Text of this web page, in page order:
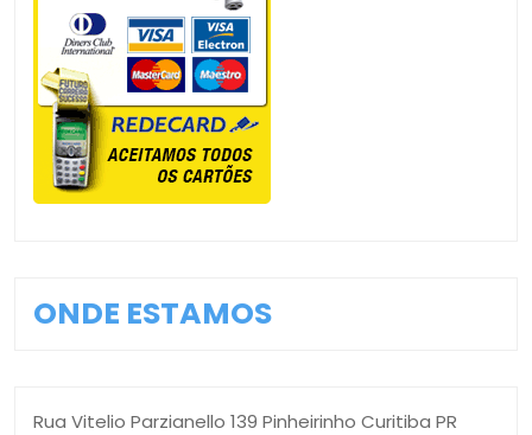
ONDE ESTAMOS
Rua Vitelio Parzianello 139 Pinheirinho Curitiba PR